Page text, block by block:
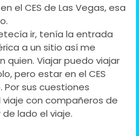
el CES de Las Vegas, esa
ir, tenía la entrada
a un sitio así me
quien. Viajar puedo viajar
pero estar en el CES
sus cuestiones
con compañeros de
lado el viaje.